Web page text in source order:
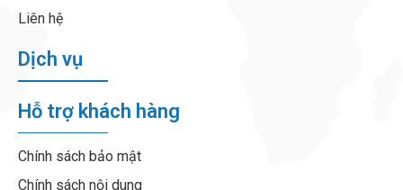
Liên hệ
Dịch vụ
Hỗ trợ khách hàng
Chính sách bảo mật
Chính sách nội dung